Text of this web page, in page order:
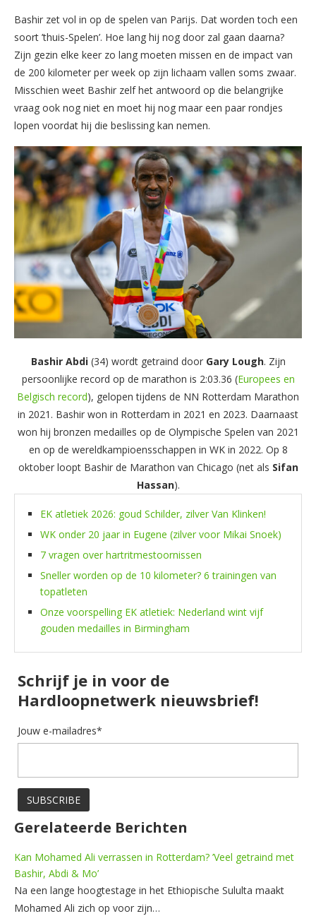
Bashir zet vol in op de spelen van Parijs. Dat worden toch een
soort ’thuis-Spelen’. Hoe lang hij nog door zal gaan daarna?
Zijn gezin elke keer zo lang moeten missen en de impact van
de 200 kilometer per week op zijn lichaam vallen soms zwaar.
Misschien weet Bashir zelf het antwoord op die belangrijke
vraag ook nog niet en moet hij nog maar een paar rondjes
lopen voordat hij die beslissing kan nemen.
Bashir Abdi (34) wordt getraind door Gary Lough. Zijn
persoonlijke record op de marathon is 2:03.36 (Europees en
Belgisch record), gelopen tijdens de NN Rotterdam Marathon
in 2021. Bashir won in Rotterdam in 2021 en 2023. Daarnaast
won hij bronzen medailles op de Olympische Spelen van 2021
en op de wereldkampioensschappen in WK in 2022. Op 8
oktober loopt Bashir de Marathon van Chicago (net als Sifan
Hassan).
EK atletiek 2026: goud Schilder, zilver Van Klinken!
WK onder 20 jaar in Eugene (zilver voor Mikai Snoek)
7 vragen over hartritmestoornissen
Sneller worden op de 10 kilometer? 6 trainingen van
topatleten
Onze voorspelling EK atletiek: Nederland wint vijf
gouden medailles in Birmingham
Schrijf je in voor de
Hardloopnetwerk nieuwsbrief!
Jouw e-mailadres*
Gerelateerde Berichten
Kan Mohamed Ali verrassen in Rotterdam? ’Veel getraind met
Bashir, Abdi & Mo’
Na een lange hoogtestage in het Ethiopische Sululta maakt
Mohamed Ali zich op voor zijn…